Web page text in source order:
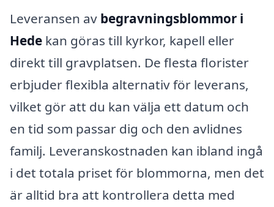
Leveransen av begravningsblommor i
Hede kan göras till kyrkor, kapell eller
direkt till gravplatsen. De flesta florister
erbjuder flexibla alternativ för leverans,
vilket gör att du kan välja ett datum och
en tid som passar dig och den avlidnes
familj. Leveranskostnaden kan ibland ingå
i det totala priset för blommorna, men det
är alltid bra att kontrollera detta med